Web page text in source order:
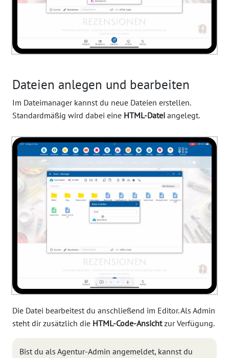
Dateien anlegen und bearbeiten
Im Dateimanager kannst du neue Dateien erstellen.
Standardmäßig wird dabei eine HTML-Datei angelegt.
Die Datei bearbeitest du anschließend im Editor. Als Admin
steht dir zusätzlich die HTML-Code-Ansichtzur Verfügung.
Bist du als Agentur-Admin angemeldet, kannst du